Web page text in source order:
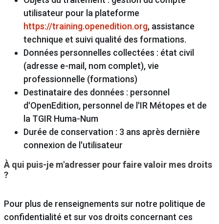
utilisateur pour la plateforme
https://training.openedition.org, assistance
technique et suivi qualité des formations.
Données personnelles collectées : état civil
(adresse e-mail, nom complet), vie
professionnelle (formations)
Destinataire des données : personnel
d'OpenEdition, personnel de l'IR Métopes et de
la TGIR Huma-Num
Durée de conservation : 3 ans après dernière
connexion de l'utilisateur
À qui puis-je m'adresser pour faire valoir mes droits
?
Pour plus de renseignements sur notre politique de
confidentialité et sur vos droits concernant ces